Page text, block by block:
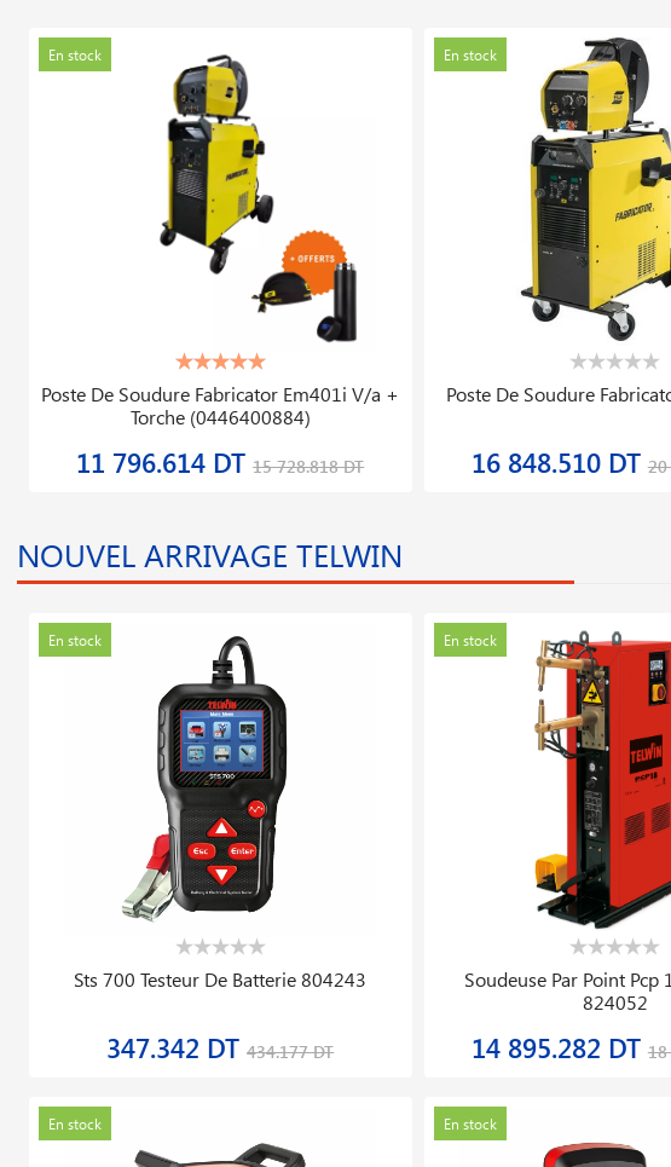
En stock
Poste De Soudure Fabricator Em401i V/a +
Torche (0446400884)
11 796.614 DT15 728.818 DT
En stock
Poste De Soudure
16 848.510 DT 20
NOUVEL ARRIVAGE TELWIN
En stock
Sts 700 Testeur De Batterie 804243
347.342 DT434.177 DT
En stock
Soudeuse Par Point Pcp
824052
14 895.282 DT 18
En stock En stock